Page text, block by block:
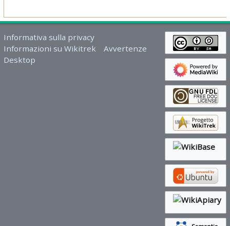
Informativa sulla privacy
Informazioni su Wikitrek
Avvertenze
Desktop